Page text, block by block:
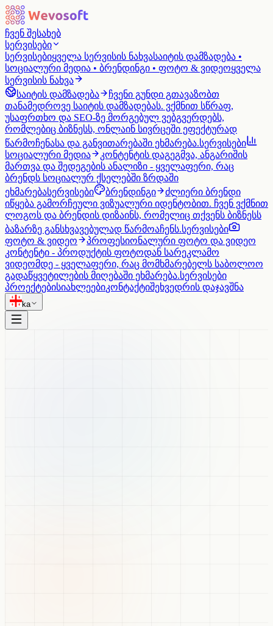
ᲩᲕᲔᲜ ᲨᲔᲡᲐᲮᲔᲑ
ᲡᲔᲠᲕᲘᲡᲔᲑᲘ
ᲡᲔᲠᲕᲘᲡᲔᲑᲘყველა სერვისის ნახვასაიტის დამზადება •
სოციალური მედია • ბრენდინგი • ფოტო & ვიდეოყველა
სერვისის ნახვა
საიტის დამზადება
ჩვენი გუნდი გთავაზობთ
თანამედროვე საიტის დამზადებას. ვქმნით სწრაფ,
უსაფრთხო და SEO-ზე მორგებულ ვებგვერდებს,
რომლებიც ბიზნესს, ონლაინ სივრცეში ეფექტურად
წარმოჩენასა და განვითარებაში ეხმარება.ᲡᲔᲠᲕᲘᲡᲔᲑᲘ
სოციალური მედია
კონტენტის დაგეგმვა, ანგარიშის
მართვა და შედეგების ანალიზი - ყველაფერი, რაც
ბრენდს სოციალურ ქსელებში ზრდაში
ეხმარებაᲡᲔᲠᲕᲘᲡᲔᲑᲘ ბრენდინგი
ძლიერი ბრენდი
იწყება გამორჩეული ვიზუალური იდენტობით. ჩვენ ვქმნით
ლოგოს და ბრენდის დიზაინს, რომელიც თქვენს ბიზნესს
ბაზარზე განსხვავებულად წარმოაჩენს.ᲡᲔᲠᲕᲘᲡᲔᲑᲘ
ფოტო & ვიდეო
პროფესიონალური ფოტო და ვიდეო
კონტენტი - პროდუქტის ფოტოდან სარეკლამო
ვიდეომდე - ყველაფერი, რაც მომხმარებელს საბოლოო
გადაწყვეტილების მიღებაში ეხმარება.ᲡᲔᲠᲕᲘᲡᲔᲑᲘ
ᲞᲠᲝᲔᲥᲢᲔᲑᲘᲡᲘᲐᲮᲚᲔᲔᲑᲘᲙᲝᲜᲢᲐᲥᲢᲘᲨᲔᲮᲕᲔᲓᲠᲘᲡ ᲓᲐᲯᲐᲕᲨᲜᲐ
ka